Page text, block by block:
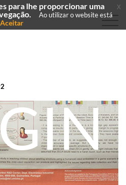
para lhe proporcionar uma
Ao utilizar o website está
Aceitar
x